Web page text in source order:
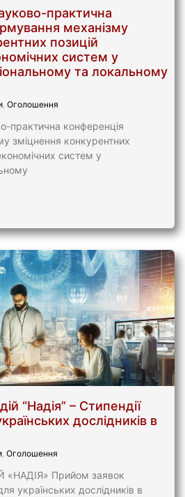
практична
механізму
позицій
систем у
та локальному
Оголошення
практична конференція
зміцнення конкурентних
систем у
“Надія” – Стипендії
дослідників в
Оголошення
Прийом заявок
українських дослідників в